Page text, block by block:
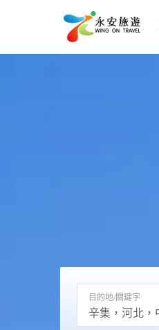
目的地/關鍵字